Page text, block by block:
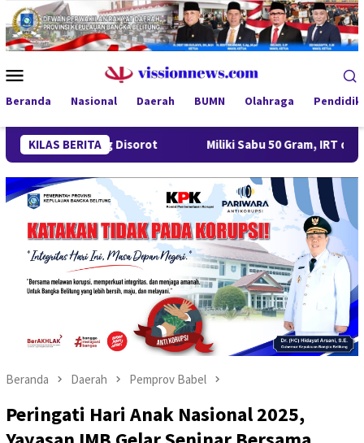
Loncat
ke
konten
Mobile
Beranda Nasional Daerah BUMN Olahraga
KILAS BERITA
Disorot Miliki Sabu 50 Gram, IRT di
Beranda Daerah Pemprov Babel
Peringati Hari Anak Nasional 2025,